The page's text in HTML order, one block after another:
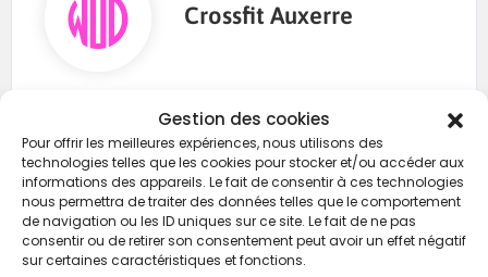
Gestion des cookies
Pour offrir les meilleures expériences, nous utilisons des
technologies telles que les cookies pour stocker et/ou accéder aux
informations des appareils. Le fait de consentir à ces technologies
nous permettra de traiter des données telles que le comportement
de navigation ou les ID uniques sur ce site. Le fait de ne pas
consentir ou de retirer son consentement peut avoir un effet négatif
sur certaines caractéristiques et fonctions.
Crossfit Auxerre
0643784633
https://wod-open.com/
Facebook